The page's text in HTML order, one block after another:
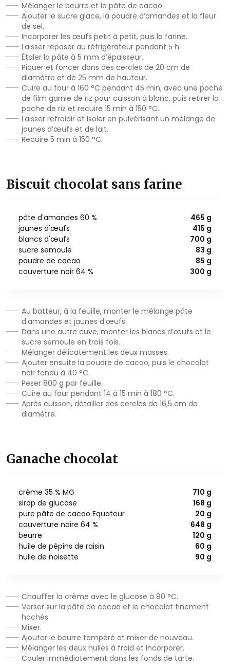
Mélanger le beurre et la pâte de cacao.
Ajouter le sucre glace, la poudre d’amandes et la fleur
de sel.
Incorporer les œufs petit à petit, puis la farine.
Laisser reposer au réfrigérateur pendant 5 h.
Étaler la pâte à 5 mm d’épaisseur.
Piquer et foncer dans des cercles de 20 cm de
diamètre et de 25 mm de hauteur.
Cuire au four à 160 °C pendant 45 min, avec une poche
de film garnie de riz pour cuisson à blanc, puis retirer la
poche de riz et recuire 15 min à 150 °C.
Laisser refroidir et isoler en pulvérisant un mélange de
jaunes d’œufs et de lait.
Recuire 5 min à 150 °C.
Biscuit chocolat sans farine
pâte d'amandes 60 %
465 g
jaunes d'œufs
415 g
blancs d'œufs
700 g
sucre semoule
83 g
poudre de cacao
85 g
couverture noir 64 %
300 g
Au batteur, à la feuille, monter le mélange pâte
d’amandes et jaunes d’œufs.
Dans une autre cuve, monter les blancs d’œufs et le
sucre semoule en trois fois.
Mélanger délicatement les deux masses.
Ajouter ensuite la poudre de cacao, puis le chocolat
noir fondu à 40 °C.
Peser 800 g par feuille.
Cuire au four pendant 14 à 15 min à 180 °C.
Après cuisson, détailler des cercles de 16,5 cm de
diamètre.
Ganache chocolat
crème 35 % MG
710 g
sirop de glucose
168 g
pure pâte de cacao Equateur
20 g
couverture noire 64 %
648 g
beurre
120 g
huile de pépins de raisin
60 g
huile de noisette
90 g
Chauffer la crème avec le glucose à 80 °C.
Verser sur la pâte de cacao et le chocolat finement
hachés.
Mixer.
Ajouter le beurre tempéré et mixer de nouveau.
Mélanger les deux huiles à froid et incorporer.
Couler immédiatement dans les fonds de tarte.